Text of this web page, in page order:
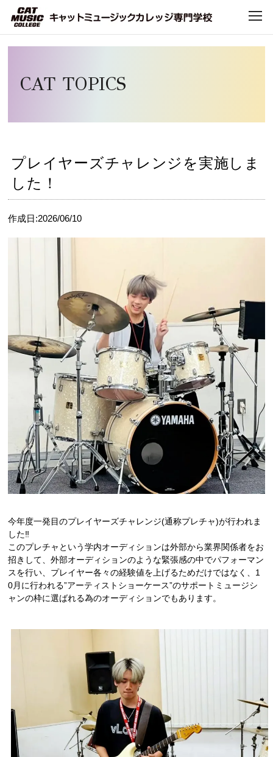
CATについて
学科・コース
デビュー・就職
キャンパスライフ
オープンキャンパス
アクセス
資料請求
高校生の方へ
大学・短大・社会人の方へ
留学生の方へ
保護者の方へ
人材発掘担当の方へ
卒業生の方へ
CAT TOPICS
プレイヤーズチャレンジを実施しま
した！
作成日:2026/06/10
今年度一発目のプレイヤーズチャレンジ(通称プレチャ)が行われま
した‼️
このプレチャという学内オーディションは外部から業界関係者をお
招きして、外部オーディションのような緊張感の中でパフォーマン
スを行い、プレイヤー各々の経験値を上げるためだけではなく、1
0月に行われる”アーティストショーケース”のサポートミュージシ
ャンの枠に選ばれる為のオーディションでもあります。